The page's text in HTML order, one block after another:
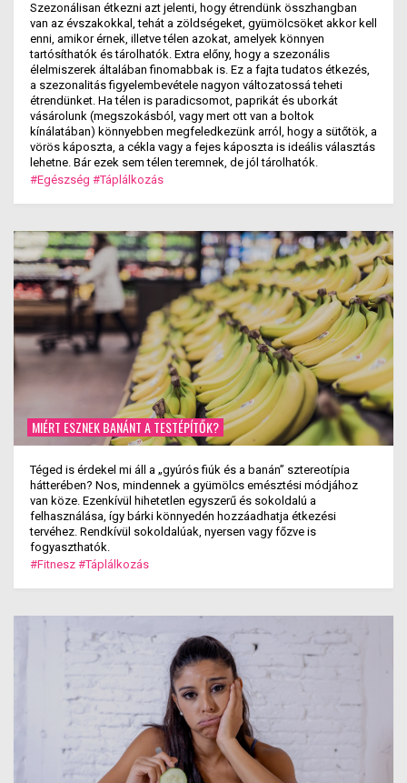
Szezonálisan étkezni azt jelenti, hogy étrendünk összhangban
van az évszakokkal, tehát a zöldségeket, gyümölcsöket akkor kell
enni, amikor érnek, illetve télen azokat, amelyek könnyen
tartósíthatók és tárolhatók. Extra előny, hogy a szezonális
élelmiszerek általában finomabbak is. Ez a fajta tudatos étkezés,
a szezonalitás figyelembevétele nagyon változatossá teheti
étrendünket. Ha télen is paradicsomot, paprikát és uborkát
vásárolunk (megszokásból, vagy mert ott van a boltok
kínálatában) könnyebben megfeledkezünk arról, hogy a sütőtök, a
vörös káposzta, a cékla vagy a fejes káposzta is ideális választás
lehetne. Bár ezek sem télen teremnek, de jól tárolhatók.
#Egészség #Táplálkozás
MIÉRT ESZNEK BANÁNT A TESTÉPÍTŐK?
Téged is érdekel mi áll a „gyúrós fiúk és a banán” sztereotípia
hátterében? Nos, mindennek a gyümölcs emésztési módjához
van köze. Ezenkívül hihetetlen egyszerű és sokoldalú a
felhasználása, így bárki könnyedén hozzáadhatja étkezési
tervéhez. Rendkívül sokoldalúak, nyersen vagy főzve is
fogyaszthatók.
#Fitnesz #Táplálkozás